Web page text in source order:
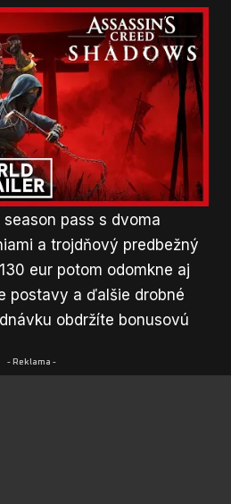
môžete hrať, ako chcete,
vás, akú postavu si
misiu, komu budete dávať
mať vlastný strom
vyjde 15. novembra
Series a PlayStation
na 70 eur. Gold za 110
pass s dvoma
a trojdňový predbežný
eur potom odomkne aj
postavy a ďalšie drobné
obdržíte bonusovú
- Reklama -